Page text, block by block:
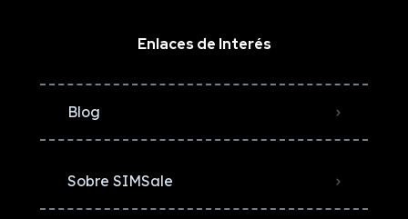
Enlaces de Interés
Blog
Sobre SIMSale